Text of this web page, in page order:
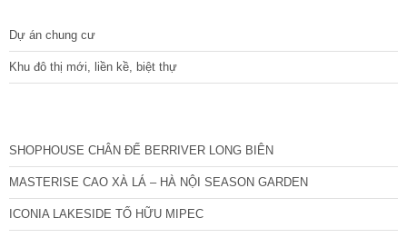
Dự án chung cư
Khu đô thị mới, liền kề, biệt thự
SHOPHOUSE CHÂN ĐẾ BERRIVER LONG BIÊN
MASTERISE CAO XÀ LÁ – HÀ NỘI SEASON GARDEN
ICONIA LAKESIDE TỐ HỮU MIPEC